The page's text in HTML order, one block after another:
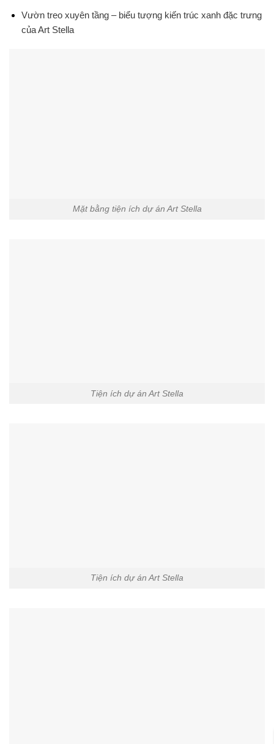
Vườn treo xuyên tầng– biểu tượng kiến trúc xanh đặc trưng
của Art Stella
Mặt bằng tiện ích dự án Art Stella
Tiện ích dự án Art Stella
Tiện ích dự án Art Stella